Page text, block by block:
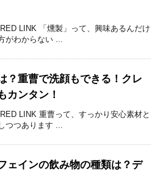
LINK 「燻製」って、興味あるんだけ
がわからない ...
？重曹で洗顔もできる！クレ
カンタン！
LINK 重曹って、すっかり安心素材と
つつあります ...
ェインの飲み物の種類は？デ